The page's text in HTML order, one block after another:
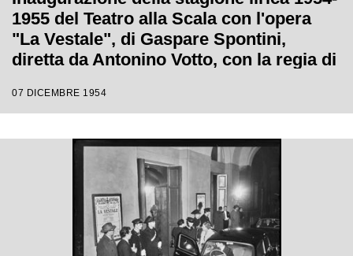
1955 del Teatro alla Scala con l'opera
"La Vestale", di Gaspare Spontini,
diretta da Antonino Votto, con la regia di
07 DICEMBRE 1954